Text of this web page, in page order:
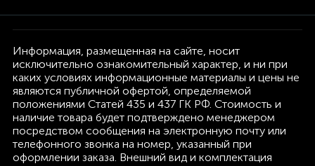
Информация, размещенная на сайте, носит
исключительно ознакомительный характер, и ни при
каких условиях информационные материалы и цены не
являются публичной офертой, определяемой
положениями Статей 435 и 437 ГК РФ. Стоимость и
наличие товара будет подтверждено менеджером
посредством сообщения на электронную почту или
телефонного звонка на номер, указанный при
оформлении заказа. Внешний вид и комплектация